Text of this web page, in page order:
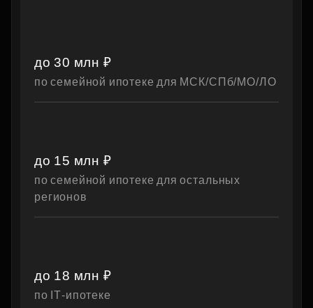
до 30 млн ₽
по семейной ипотеке для МСК/СПб/МО/ЛО
до 15 млн ₽
по семейной ипотеке для остальных
регионов
до 18 млн ₽
по IT‑ипотеке